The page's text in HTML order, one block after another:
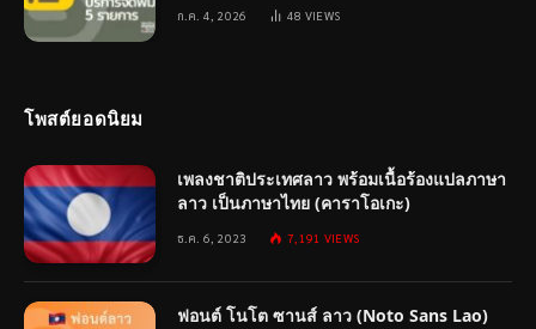
ก.ค. 4, 2026 48 VIEWS
โพสต์ยอดนิยม
เพลงชาติประเทศลาว พร้อมเนื้อร้องแปลภาษา
ลาว เป็นภาษาไทย (คาราโอเกะ)
ธ.ค. 6, 2023 7,191 VIEWS
ฟอนต์ โนโต ซานส์ ลาว (Noto Sans Lao)